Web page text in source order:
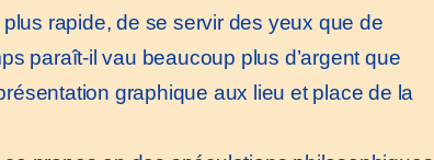
rapide, de se servir des yeux que de
paraît-il vau beaucoup plus d’argent que
graphique aux lieu et place de la